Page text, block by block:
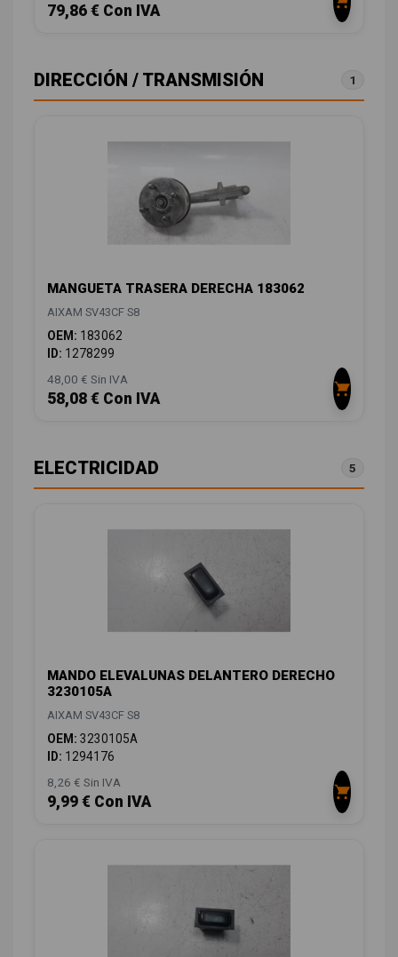
79,86 € Con IVA
DIRECCIÓN / TRANSMISIÓN 1
MANGUETA TRASERA DERECHA 183062
AIXAM SV43CF S8
OEM: 183062
ID: 1278299
48,00 € Sin IVA
58,08 € Con IVA
ELECTRICIDAD 5
MANDO ELEVALUNAS DELANTERO DERECHO
3230105A
AIXAM SV43CF S8
OEM: 3230105A
ID: 1294176
8,26 € Sin IVA
9,99 € Con IVA